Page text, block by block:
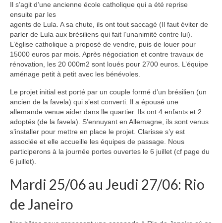
Il s’agit d’une ancienne école catholique qui a été reprise
ensuite par les
agents de Lula. A sa chute, ils ont tout saccagé (Il faut éviter de
parler de Lula aux brésiliens qui fait l’unanimité contre lui).
L’église catholique a proposé de vendre, puis de louer pour
15000 euros par mois. Après négociation et contre travaux de
rénovation, les 20 000m2 sont loués pour 2700 euros. L’équipe
aménage petit à petit avec les bénévoles.
Le projet initial est porté par un couple formé d’un brésilien (un
ancien de la favela) qui s’est converti. Il a épousé une
allemande venue aider dans lle quartier. Ils ont 4 enfants et 2
adoptés (de la favela). S’ennuyant en Allemagne, ils sont venus
s’installer pour mettre en place le projet. Clarisse s’y est
associée et elle accueille les équipes de passage. Nous
participerons à la journée portes ouvertes le 6 juillet (cf page du
6 juillet).
Mardi 25/06 au Jeudi 27/06: Rio
de Janeiro